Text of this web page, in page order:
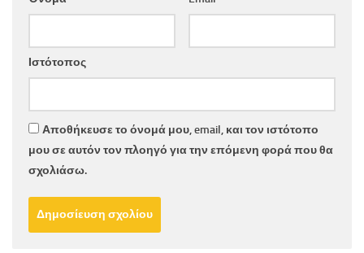
Ιστότοπος
Αποθήκευσε το όνομά μου, email, και τον ιστότοπο
μου σε αυτόν τον πλοηγό για την επόμενη φορά που θα
σχολιάσω.